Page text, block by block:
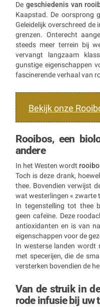
De geschiedenis van
Kaapstad. De oorsprong
Geleidelijk overschreed
grenzen. Onterecht
steeds meer terrein bij
vervangt langzaam
gunstige eigenschappen
fascinerende verhaal van
Bekijk onze
Rooibos, een
andere
In het Westen wordt
Toch is deze drank,
thee. Bovendien verwijst
wat westerlingen « zwarte
In tegenstelling tot thee
geen cafeïne. Deze
antioxidanten en is van
eigenschappen voor de
In westerse landen wordt
met specerijen, die de
versterken bovendien de
Van de struik in
rode infusie bij uw